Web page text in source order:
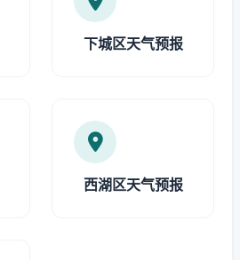
下城区天气预报
西湖区天气预报